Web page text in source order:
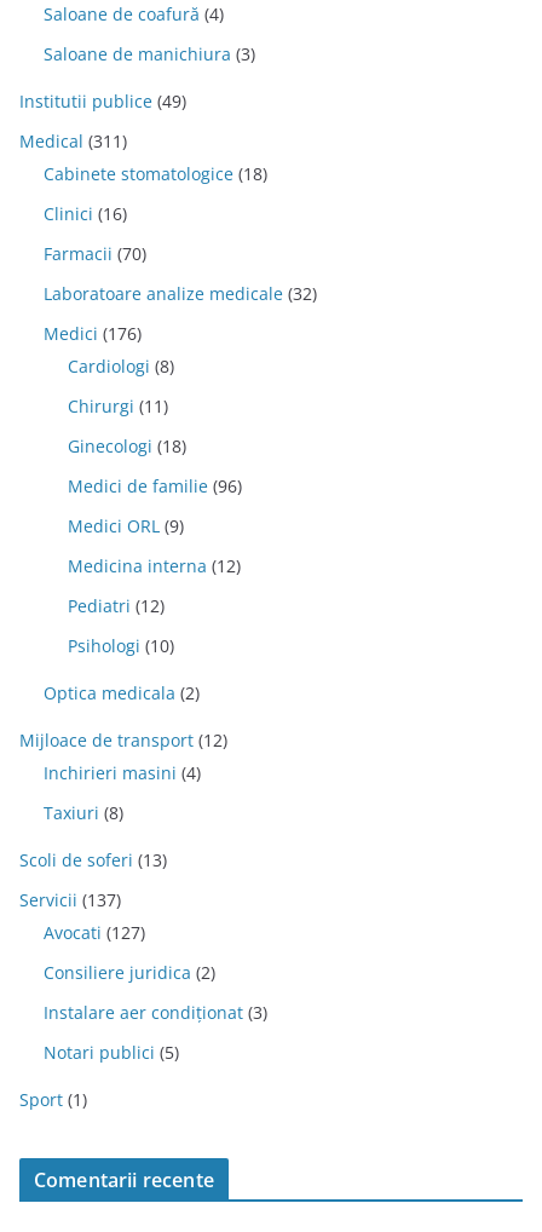
Saloane de coafură (4)
Saloane de manichiura (3)
Institutii publice (49)
Medical (311)
Cabinete stomatologice (18)
Clinici (16)
Farmacii (70)
Laboratoare analize medicale (32)
Medici (176)
Cardiologi (8)
Chirurgi (11)
Ginecologi (18)
Medici de familie (96)
Medici ORL (9)
Medicina interna (12)
Pediatri (12)
Psihologi (10)
Optica medicala (2)
Mijloace de transport (12)
Inchirieri masini (4)
Taxiuri (8)
Scoli de soferi (13)
Servicii (137)
Avocati (127)
Consiliere juridica (2)
Instalare aer condiționat (3)
Notari publici (5)
Sport (1)
Comentarii recente